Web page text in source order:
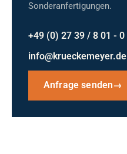
Sonderanfertigungen.
+49 (0) 27 39 / 8 01 - 0
info@krueckemeyer.de
Anfrage senden→